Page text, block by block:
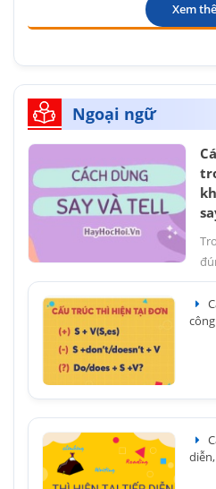
Xem
Ngoại ngữ